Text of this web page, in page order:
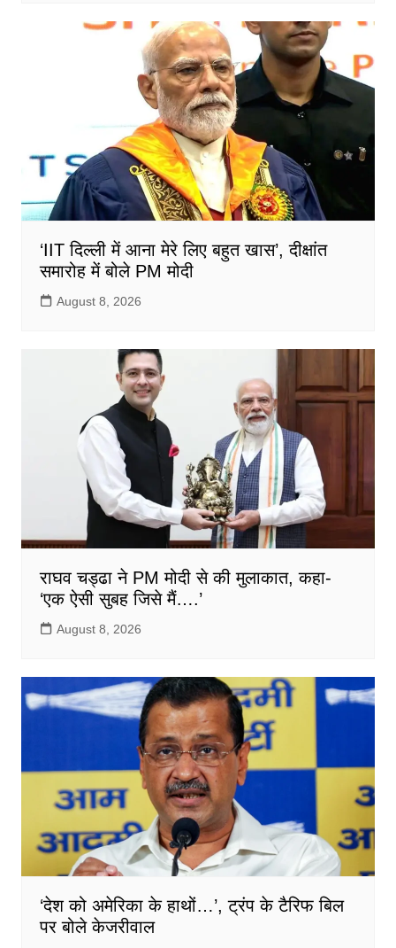
‘IIT दिल्ली में आना मेरे लिए बहुत खास’, दीक्षांत
समारोह में बोले PM मोदी
August 8, 2026
राघव चड्ढा ने PM मोदी से की मुलाकात, कहा-
‘एक ऐसी सुबह जिसे मैं….’
August 8, 2026
‘देश को अमेरिका के हाथों…’, ट्रंप के टैरिफ बिल
पर बोले केजरीवाल